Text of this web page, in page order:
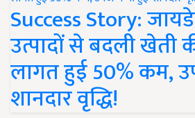
Success Story:
उत्पादों से बदली खेती
लागत हुई 50% कम,
शानदार वृद्धि!